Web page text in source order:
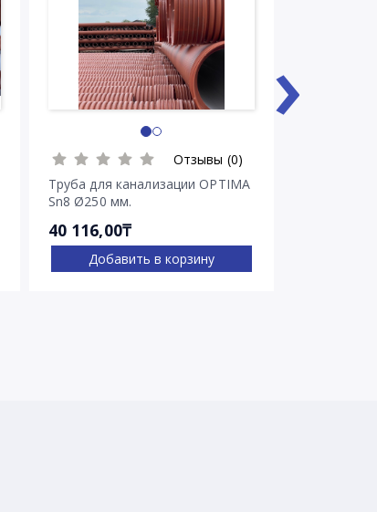
Отзывы (0)
Труба для канализации OPTIMA
Sn8 Ø250 мм.
40 116,00₸
Добавить в корзину
›